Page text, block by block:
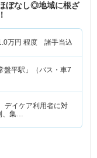
ぼなし◎地域に根ざ
万円 程度 諸手当込
盤平駅」（バス・車7
デイケア利用者に対
、集…